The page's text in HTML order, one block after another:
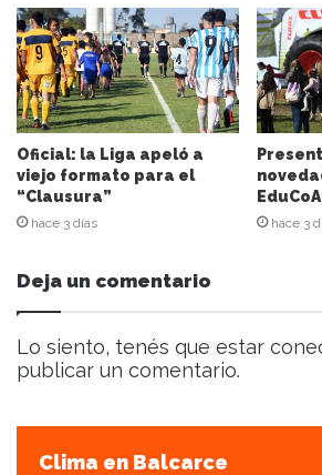
c
o
r
r
e
o
e
l
e
c
ó
n
i
c
Oficial: la Liga apeló a
viejo formato para el
“Clausura”
hace 3 días hace 3
Deja un comentario
Lo siento, tenés que estar
publicar un comentario.
Clima en Balcarce